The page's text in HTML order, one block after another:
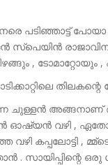
പടിഞ്ഞാട്ട്
രാജാവിന്
, ടോമാറ്റോയും ,
ചുള്ളൻ അങ്ങനാണ്
ഓഷ്യൻ വഴി ,
കപ്പലോട്ടി ,
. സായിപ്പിന്റെ